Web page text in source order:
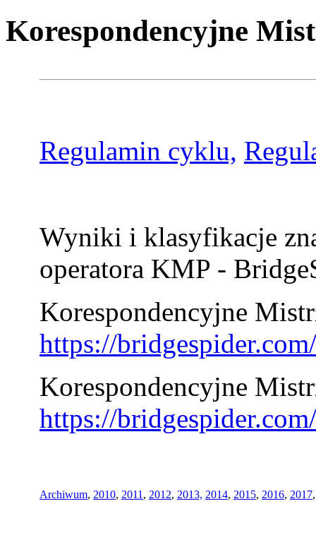
Korespondencyjne
Regulamin cyklu,
Wyniki i klasyfikacje
operatora KMP -
Korespondencyjne
https://
Korespondencyjne
https://
Archiwum, 2010, 2011 , 2012, 2013, 2014, 2015, 2016, 2017